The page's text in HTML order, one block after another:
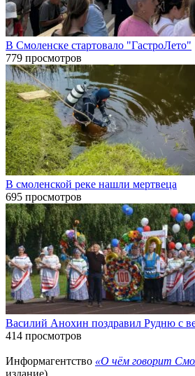
В Смоленске стартовало "ГастроЛето"
779 просмотров
В смоленской реке нашли мертвеца
695 просмотров
Василий Анохин поздравил Рудню с
414 просмотров
Информагентство «О чём говорит
издание)